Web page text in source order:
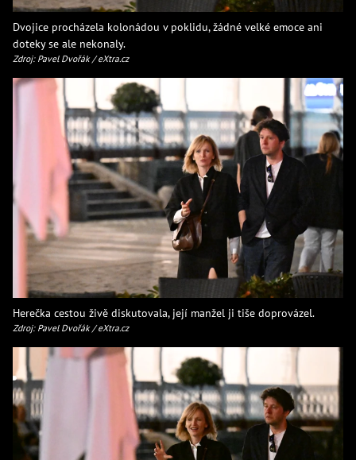
Dvojice procházela kolonádou v poklidu, žádné velké emoce ani
doteky se ale nekonaly.
Zdroj: Pavel Dvořák / eXtra.cz
Herečka cestou živě diskutovala, její manžel ji tiše doprovázel.
Zdroj: Pavel Dvořák / eXtra.cz